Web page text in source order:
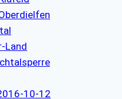
Land
10-12